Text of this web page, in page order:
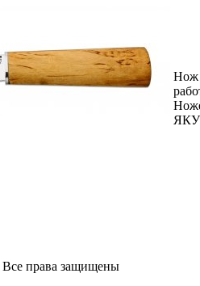
Нож
Все права защищены